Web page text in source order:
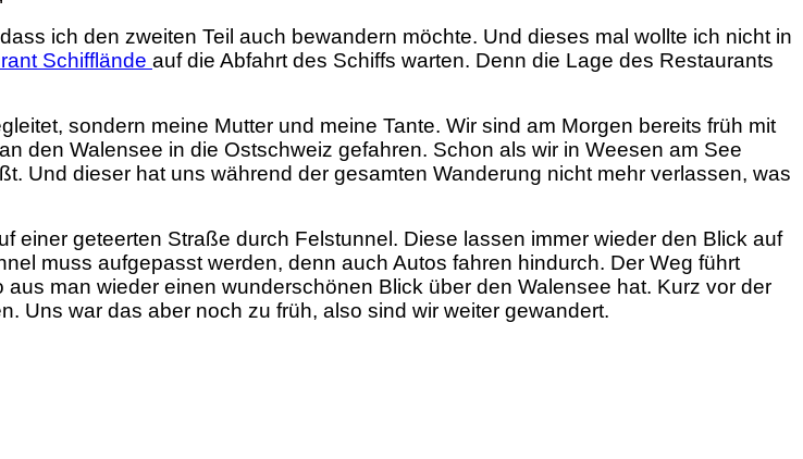
ich den zweiten Teil auch bewandern möchte. Und dieses mal wollte ich nicht in
Schifflände auf die Abfahrt des Schiffs warten. Denn die Lage des Restaurants
sondern meine Mutter und meine Tante. Wir sind am Morgen bereits früh mit
den Walensee in die Ostschweiz gefahren. Schon als wir in Weesen am See
Und dieser hat uns während der gesamten Wanderung nicht mehr verlassen, was
einer geteerten Straße durch Felstunnel. Diese lassen immer wieder den Blick auf
muss aufgepasst werden, denn auch Autos fahren hindurch. Der Weg führt
man wieder einen wunderschönen Blick über den Walensee hat. Kurz vor der
Uns war das aber noch zu früh, also sind wir weiter gewandert.